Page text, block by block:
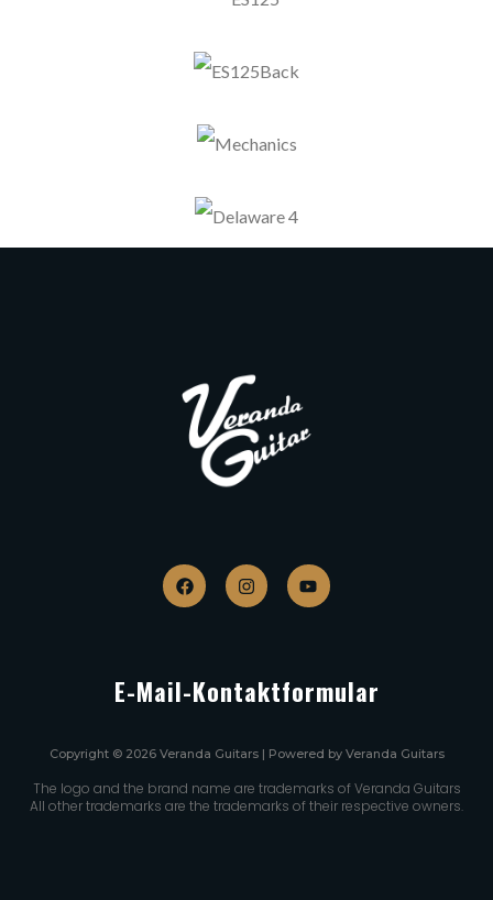
E-Mail-Kontaktformular
Copyright © 2026 Veranda Guitars | Powered by Veranda Guitars
The logo and the brand name are trademarks of Veranda Guitars
All other trademarks are the trademarks of their respective owners.